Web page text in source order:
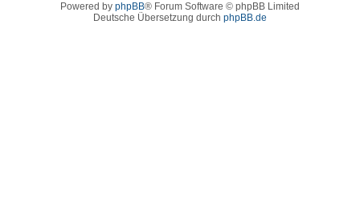
Powered by phpBB® Forum Software © phpBB Limited
Deutsche Übersetzung durch phpBB.de